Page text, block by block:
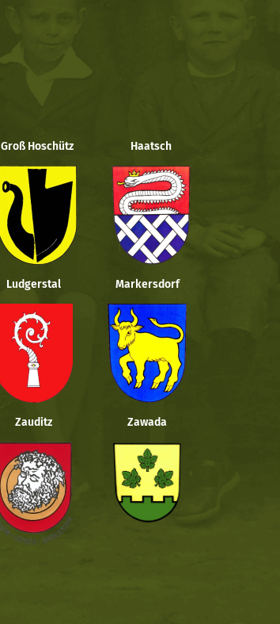
Groß Hoschütz Haatsch
Ludgerstal Markersdorf
Zauditz Zawada